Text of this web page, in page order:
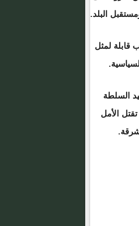
البلد.
قابلة لمثل
السلطة
الأمل